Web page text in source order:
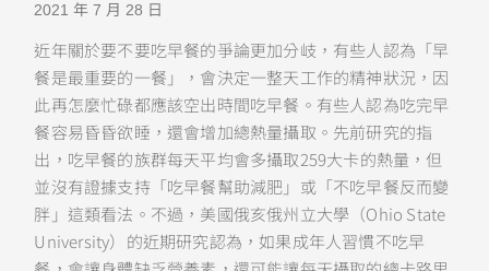
2021 年 7 月 28 日
近年關於要不要吃早餐的爭論更加分岐，有些人認為「早
餐是最重要的一餐」，會決定一整天工作的精神狀況，因
此再怎麼忙碌都應該空出時間吃早餐。有些人認為吃完早
餐容易昏昏欲睡，還會增加總熱量攝取。先前研究的指
出，吃早餐的族群每天平均會多攝取259大卡的熱量，但
並沒有證據支持「吃早餐幫助減肥」或「不吃早餐反而變
胖」這類看法。不過，美國俄亥俄州立大學（Ohio State
University）的近期研究認為，如果成年人習慣不吃早